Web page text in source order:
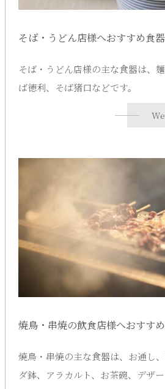
そば・うどん店様へおすすめ食器
そば・うどん店様の主な食器は、
ば徳利、そば猪口などです。
焼鳥・串焼の飲食店様へおすす
焼鳥・串焼の主な食器は、お通し
ダ鉢、アラカルト、お茶碗、デザー